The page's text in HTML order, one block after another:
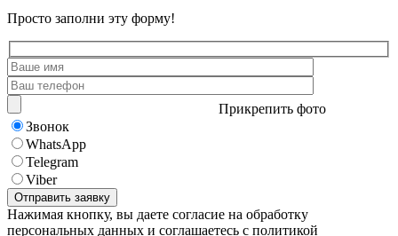
Просто заполни эту форму!
Прикрепить фото
Звонок
WhatsApp
Telegram
Viber
Нажимая кнопку, вы даете согласие на обработку
персональных данных и соглашаетесь с политикой